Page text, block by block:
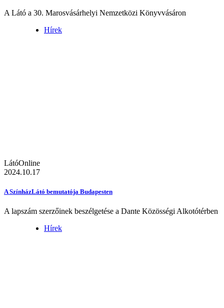
A Látó a 30. Marosvásárhelyi Nemzetközi Könyvvásáron
Hírek
LátóOnline
2024.10.17
A SzínházLátó bemutatója Budapesten
A lapszám szerzőinek beszélgetése a Dante Közösségi Alkotótérben
Hírek